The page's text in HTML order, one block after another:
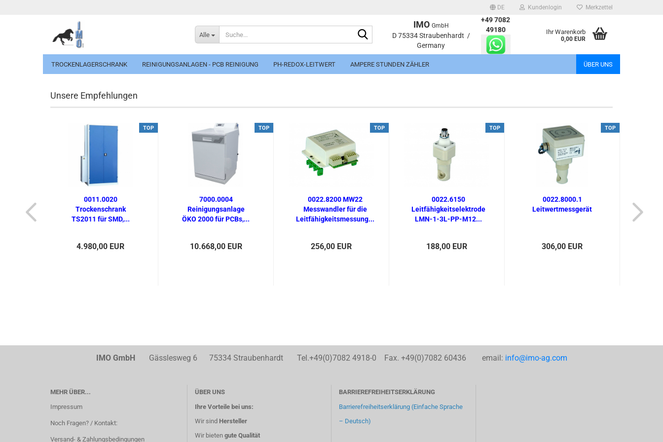
DE
Sprache auswählen
Kundenlogin
Konto erstellen
Passwort vergessen?
Merkzettel
Alle
IMO GmbH
D 75334 Straubenhardt /
Germany
+49 7082
49180
Ihr Warenkorb
0,00 EUR
TROCKENLAGERSCHRANK REINIGUNGSANLAGEN - PCB REINIGUNG PH-REDOX-LEITWERT AMPERE STUNDEN ZÄHLER ÜBER UNS
Unsere Empfehlungen
TOP
0011.0020
Trockenschrank
TS2011 für SMD,...
4.980,00 EUR
TOP
7000.0004
Reinigungsanlage
ÖKO 2000 für PCBs,...
10.668,00 EUR
TOP
0022.8200 MW22
Messwandler für die
Leitfähigkeitsmessung...
256,00 EUR
TOP
0022.6150
Leitfähigkeitselektrode
LMN-1-3L-PP-M12...
188,00 EUR
TOP
0022.8000.1
Leitwertmessgerät
306,00 EUR
IMO GmbHGässlesweg 6 75334 Straubenhardt Tel.+49(0)7082 4918-0 Fax. +49(0)7082 60436 email: info@imo-ag.com
MEHR ÜBER...
Impressum
Noch Fragen? / Kontakt:
Versand- & Zahlungsbedingungen
ÜBER UNS
Ihre Vorteile bei uns:
Wir sind Hersteller
Wir bietengute Qualität
BARRIEREFREIHEITSERKLÄRUNG
Barrierefreiheitserklärung (Einfache Sprache
– Deutsch)